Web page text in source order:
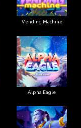
Vending Machine
Alpha Eagle